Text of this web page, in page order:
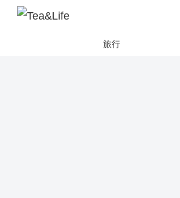
旅行